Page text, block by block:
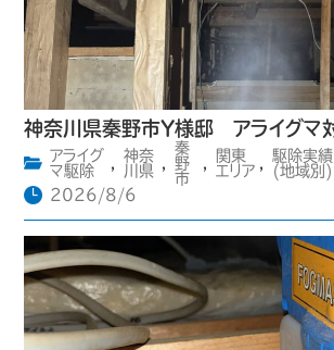
神奈川県秦野市Y様邸 アライグマ
アライグ
マ駆除
,
神奈
川県 ,
秦
野
市
,
関東
エリア ,
駆除実績
(地域別)
2026/8/6